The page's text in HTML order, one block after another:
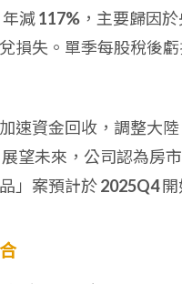
年減117% ，主要歸因
損失。單季每股稅後虧
速資金回收，調整大
望未來，公司認為房
」案預計於2025Q4開